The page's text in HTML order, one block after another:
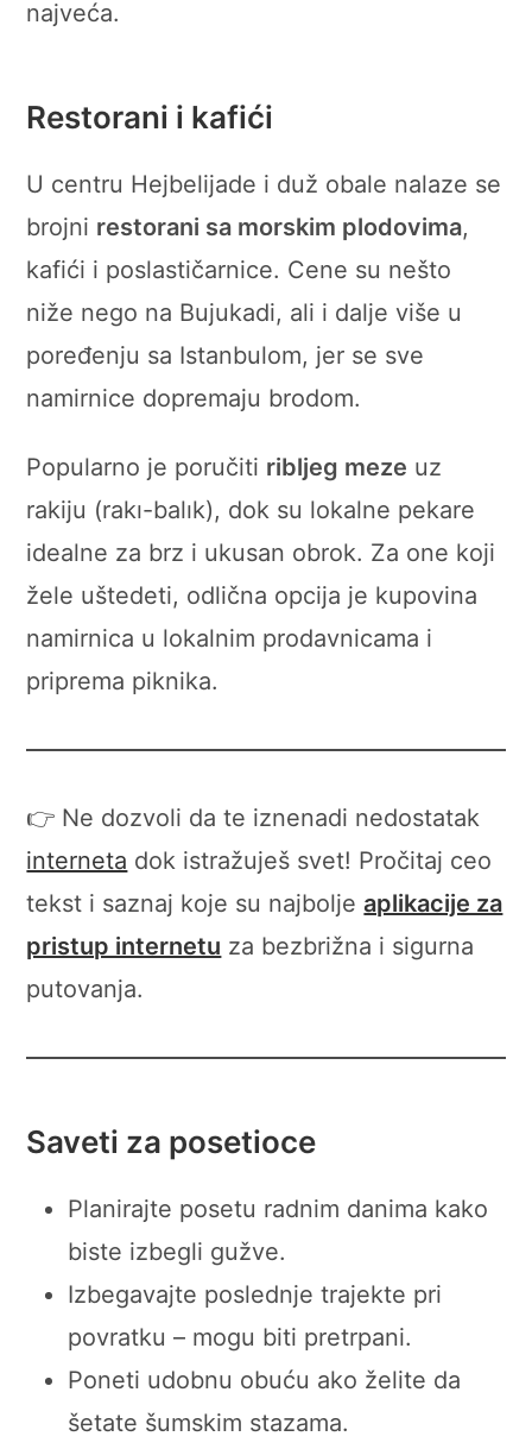
najveća.
Restorani i kafići
U centru Hejbelijade i duž obale nalaze se
brojni restorani sa morskim plodovima,
kafići i poslastičarnice. Cene su nešto
niže nego na Bujukadi, ali i dalje više u
poređenju sa Istanbulom, jer se sve
namirnice dopremaju brodom.
Popularno je poručiti ribljeg meze uz
rakiju (rakı-balık), dok su lokalne pekare
idealne za brz i ukusan obrok. Za one koji
žele uštedeti, odlična opcija je kupovina
namirnica u lokalnim prodavnicama i
priprema piknika.
👉 Ne dozvoli da te iznenadi nedostatak
interneta dok istražuješ svet! Pročitaj ceo
tekst i saznaj koje su najbolje aplikacije za
pristup internetu za bezbrižna i sigurna
putovanja.
Saveti za posetioce
Planirajte posetu radnim danima kako
biste izbegli gužve.
Izbegavajte poslednje trajekte pri
povratku – mogu biti pretrpani.
Poneti udobnu obuću ako želite da
šetate šumskim stazama.